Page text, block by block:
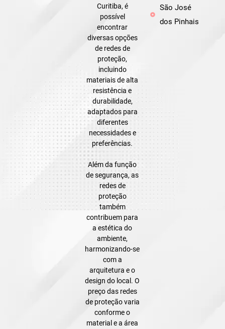
Curitiba, é
possível
encontrar
diversas opções
de redes de
proteção,
incluindo
materiais de alta
resistência e
durabilidade,
adaptados para
diferentes
necessidades e
preferências.
Além da função
de segurança, as
redes de
proteção
também
contribuem para
a estética do
ambiente,
harmonizando-se
com a
arquitetura e o
design do local. O
preço das redes
de proteção varia
conforme o
material e a área
São José
dos Pinhais